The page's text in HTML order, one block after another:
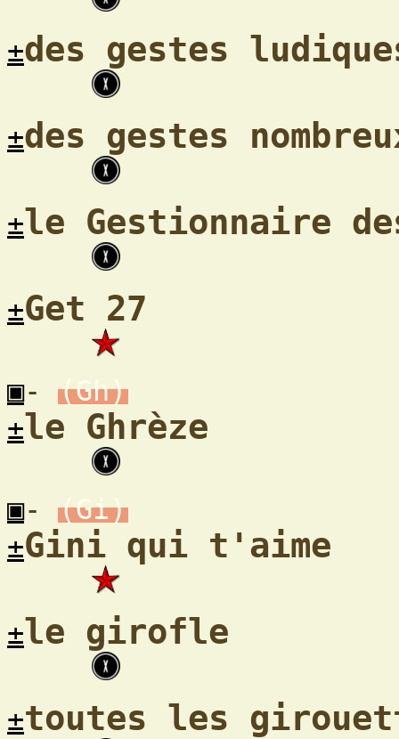
±des gestes
±des gestes
±le Gestionnaire
±Get 27
▣-
(Gh)
±le Ghrèze
▣-
(Gi)
±Gini qui t'aime
±le girofle
±toutes les